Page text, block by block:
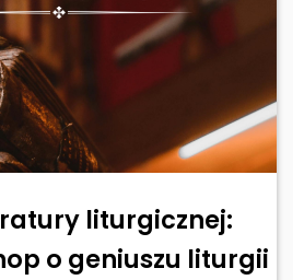
liturgicznej:
o geniuszu liturgii